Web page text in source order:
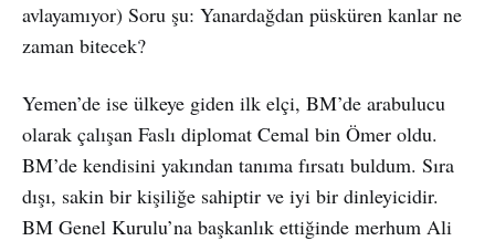
avlayamıyor) Soru şu: Yanardağdan püsküren kanlar ne
zaman bitecek?
Yemen’de ise ülkeye giden ilk elçi, BM’de arabulucu
olarak çalışan Faslı diplomat Cemal bin Ömer oldu.
BM’de kendisini yakından tanıma fırsatı buldum. Sıra
dışı, sakin bir kişiliğe sahiptir ve iyi bir dinleyicidir.
BM Genel Kurulu’na başkanlık ettiğinde merhum Ali